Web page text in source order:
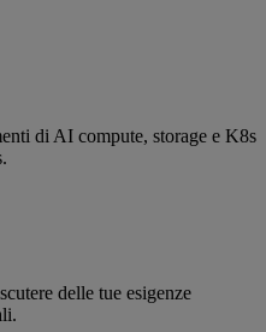
di AI compute, storage e K8s
delle tue esigenze